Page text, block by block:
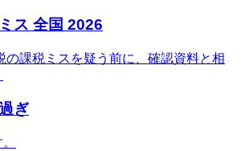
ス 全国 2026
の課税ミスを疑う前に、確認資料と相
ぎ